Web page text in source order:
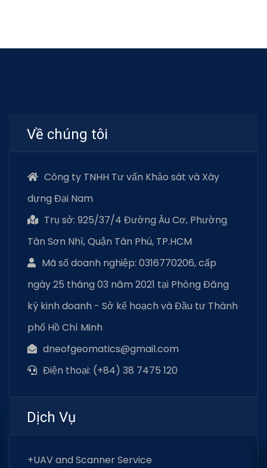
Về chúng tôi
Công ty TNHH Tư vấn Khảo sát và Xây
dựng Đại Nam
Trụ sở: 925/37/4 Đường Âu Cơ, Phường
Tân Sơn Nhì, Quận Tân Phú, TP.HCM
Mã số doanh nghiệp: 0316770206, cấp
ngày 25 tháng 03 năm 2021 tại Phòng Đăng
ký kinh doanh - Sở kế hoạch và Đầu tư Thành
phố Hồ Chí Minh
dneofgeomatics@gmail.com
Điện thoại: (+84) 38 7475 120
Dịch Vụ
+UAV and Scanner Service